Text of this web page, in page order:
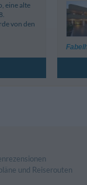
eine alte
von den
und Reiserouten